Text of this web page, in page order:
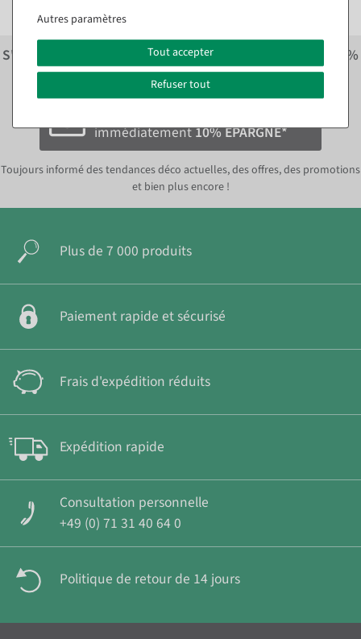
S'inscrire à la newsletter et recevoir immédiatement 10%
économiser sur la prochaine commande.*
immédiatement10% ÉPARGNE*
Toujours informé des tendances déco actuelles, des offres, des promotions
et bien plus encore !
Plus de 7 000 produits
Paiement rapide et sécurisé
Frais d'expédition réduits
Expédition rapide
Consultation personnelle
+49 (0) 71 31 40 64 0
Politique de retour de 14 jours
Autres paramètres
Tout accepter
Refuser tout